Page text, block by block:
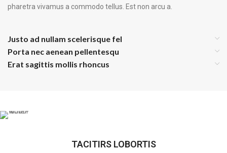
pharetra vivamus a commodo tellus. Est non arcu a.
Justo ad nullam scelerisque fel
Porta nec aenean pellentesqu
Erat sagittis mollis rhoncus
TACITIRS LOBORTIS